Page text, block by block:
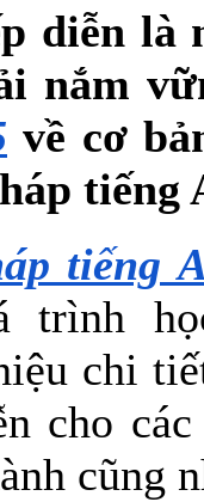
diễn là
nắm
về cơ
tiếng
tiếng
trình
chi
cho
cũng